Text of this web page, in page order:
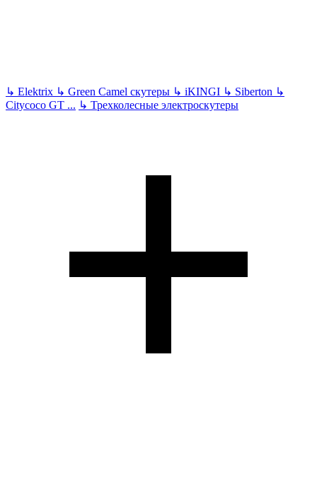
↳ Elektrix ↳ Green Camel скутеры ↳ iKINGI ↳ Siberton ↳
Citycoco GT ... ↳ Трехколесные электроскутеры